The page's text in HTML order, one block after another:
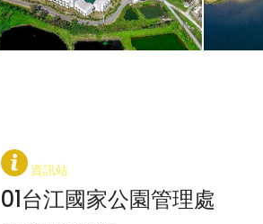
資訊站
01台江國家公園管理處